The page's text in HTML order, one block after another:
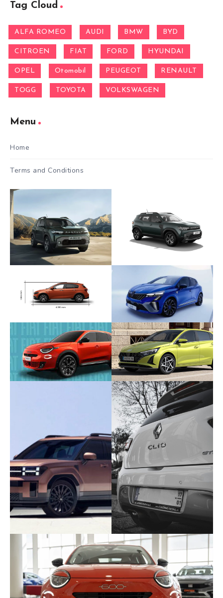
Tag Cloud
ALFA ROMEO AUDI BMW BYD
CITROEN FIAT FORD HYUNDAI
OPEL Otomobil PEUGEOT RENAULT
TOGG TOYOTA VOLKSWAGEN
Menu
Home
Terms and Conditions